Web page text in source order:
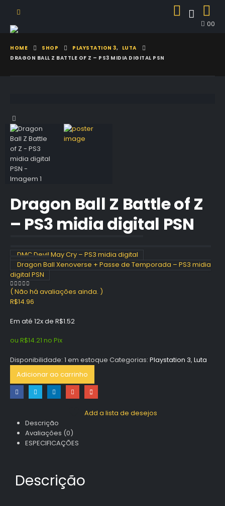
00
HOME SHOP PLAYSTATION 3, LUTA
DRAGON BALL Z BATTLE OF Z – PS3 MIDIA DIGITAL PSN
Dragon Ball Z Battle of Z
– PS3 midia digital PSN
DMC Devil May Cry – PS3 midia digital
Dragon Ball Xenoverse + Passe de Temporada – PS3 midia
digital PSN
0 out of 5
( Não há avaliações ainda. )
R$14.96
Em até 12x de R$1.52
ou R$14.21 no Pix
Disponibilidade: 1 em estoque Categorias: Playstation 3, Luta
Adicionar ao carrinho
Add a lista de desejos
Descrição
Avaliações (0)
ESPECIFICAÇÕES
Descrição